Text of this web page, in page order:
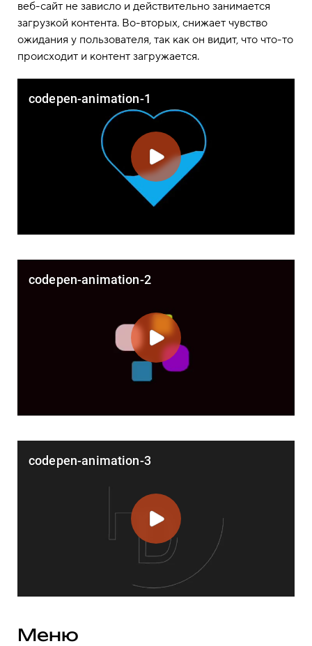
веб-сайт не зависло и действительно занимается
загрузкой контента. Во-вторых, снижает чувство
ожидания у пользователя, так как он видит, что что-то
происходит и контент загружается.
Меню